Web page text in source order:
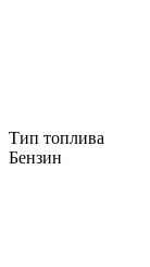
Тип топлива
Бензин